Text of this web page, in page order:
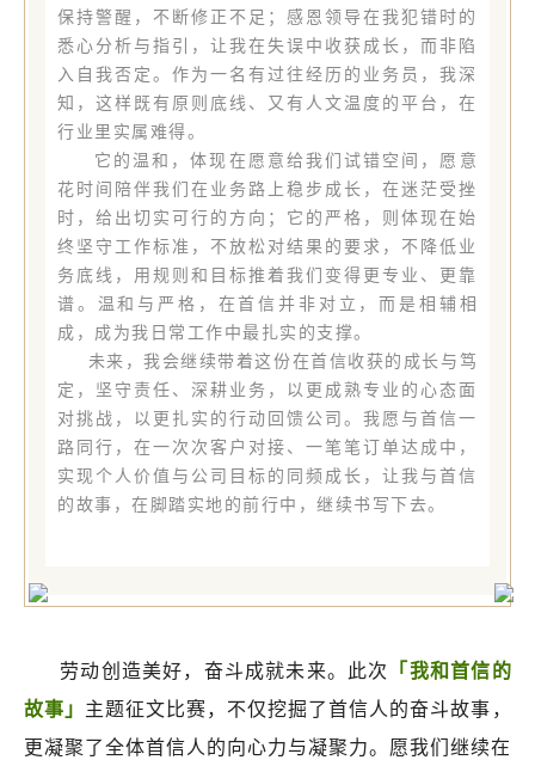
保持警醒，不断修正不足；感恩领导在我犯错时的
悉心分析与指引，让我在失误中收获成长，而非陷
入自我否定。作为一名有过往经历的业务员，我深
知，这样既有原则底线、又有人文温度的平台，在
行业里实属难得。
它的温和，体现在愿意给我们试错空间，愿意
花时间陪伴我们在业务路上稳步成长，在迷茫受挫
时，给出切实可行的方向；它的严格，则体现在始
终坚守工作标准，不放松对结果的要求，不降低业
务底线，用规则和目标推着我们变得更专业、更靠
谱。温和与严格，在首信并非对立，而是相辅相
成，成为我日常工作中最扎实的支撑。
未来，我会继续带着这份在首信收获的成长与笃
定，坚守责任、深耕业务，以更成熟专业的心态面
对挑战，以更扎实的行动回馈公司。我愿与首信一
路同行，在一次次客户对接、一笔笔订单达成中，
实现个人价值与公司目标的同频成长，让我与首信
的故事，在脚踏实地的前行中，继续书写下去。
劳动创造美好，奋斗成就未来。此次
「我和首信的
故事」 主题征文比赛，不仅挖掘了首信人的奋斗故事，
更凝聚了全体首信人的向心力与凝聚力。愿我们继续在